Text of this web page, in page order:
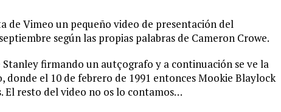
UN LIBRO CON FOTOGRAFÍAS INÉDITAS DE LA HISTORIA DE PEARL JAM
de Vimeo un pequeño video de presentación del
según las propias palabras de Cameron Crowe.
Stanley firmando un autçografo y a continuación se ve la
donde el 10 de febrero de 1991 entonces Mookie Blaylock
El resto del video no os lo contamos…